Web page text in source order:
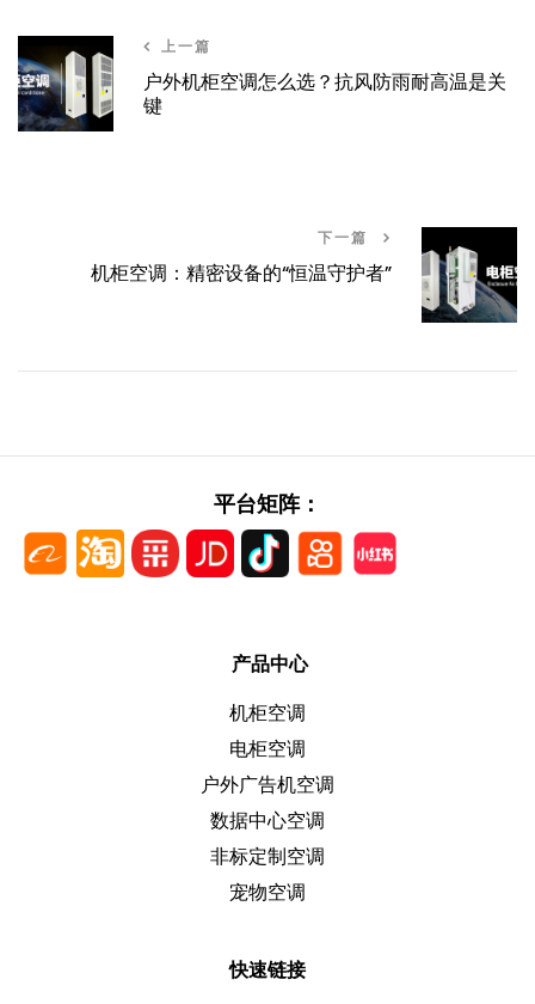
上一篇
户外机柜空调怎么选？抗风防雨耐高温是关
键
下一篇
机柜空调：精密设备的“恒温守护者”
平台矩阵：
产品中心
机柜空调
电柜空调
户外广告机空调
数据中心空调
非标定制空调
宠物空调
快速链接